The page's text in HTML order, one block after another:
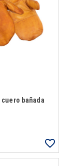
cuero bañada